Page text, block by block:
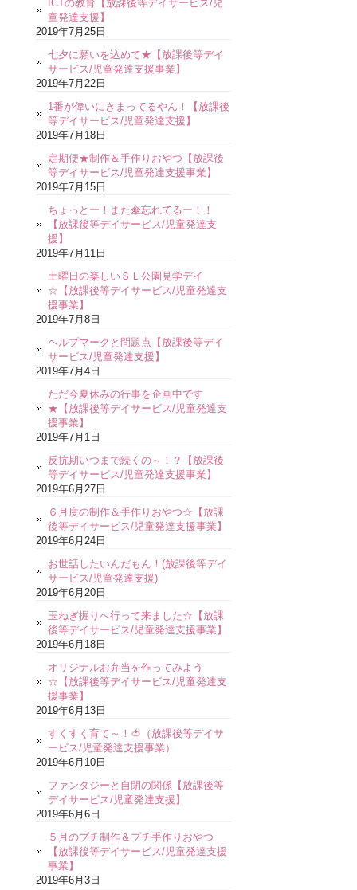
ICTの教育【放課後等デイサービス/児
童発達支援】
2019年7月25日
七夕に願いを込めて★【放課後等デイ
サービス/児童発達支援事業】
2019年7月22日
1番が偉いにきまってるやん！【放課後
等デイサービス/児童発達支援】
2019年7月18日
定期便★制作＆手作りおやつ【放課後
等デイサービス/児童発達支援事業】
2019年7月15日
ちょっとー！また傘忘れてるー！！
【放課後等デイサービス/児童発達支
援】
2019年7月11日
土曜日の楽しいＳＬ公園見学デイ
☆【放課後等デイサービス/児童発達支
援事業】
2019年7月8日
ヘルプマークと問題点【放課後等デイ
サービス/児童発達支援】
2019年7月4日
ただ今夏休みの行事を企画中です
★【放課後等デイサービス/児童発達支
援事業】
2019年7月1日
反抗期いつまで続くの～！？【放課後
等デイサービス/児童発達支援事業】
2019年6月27日
６月度の制作＆手作りおやつ☆【放課
後等デイサービス/児童発達支援事業】
2019年6月24日
お世話したいんだもん！(放課後等デイ
サービス/児童発達支援)
2019年6月20日
玉ねぎ掘りへ行って来ました☆【放課
後等デイサービス/児童発達支援事業】
2019年6月18日
オリジナルお弁当を作ってみよう
☆【放課後等デイサービス/児童発達支
援事業】
2019年6月13日
すくすく育て～！🍅（放課後等デイサ
ービス/児童発達支援事業）
2019年6月10日
ファンタジーと自閉の関係【放課後等
デイサービス/児童発達支援】
2019年6月6日
５月のプチ制作＆プチ手作りおやつ
【放課後等デイサービス/児童発達支援
事業】
2019年6月3日